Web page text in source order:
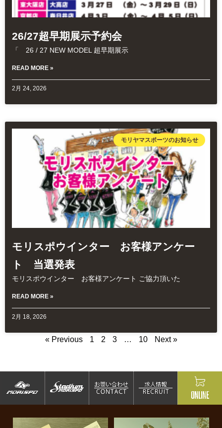
26/27超早期展示予約会
「 26 / 27 NEW MODEL 超早期展示
READ MORE »
2月 24, 2026
モリヤマスポーツのお知らせ
モリスポウインター お客様アンケー
ト 当選発表
モリスポウインター お客様アンケート ご協力頂いた
READ MORE »
2月 18, 2026
« Previous 1 2 3 … 10 Next »